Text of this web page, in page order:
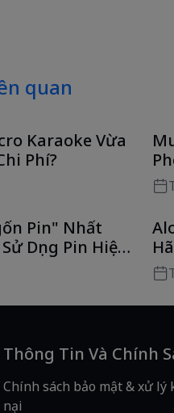
quan
Karaoke Vừa
Phí?
Pin" Nhất
Dụng Pin Hiệu
Thông Tin Và Chính
Chính sách bảo mật & xử lý
nại